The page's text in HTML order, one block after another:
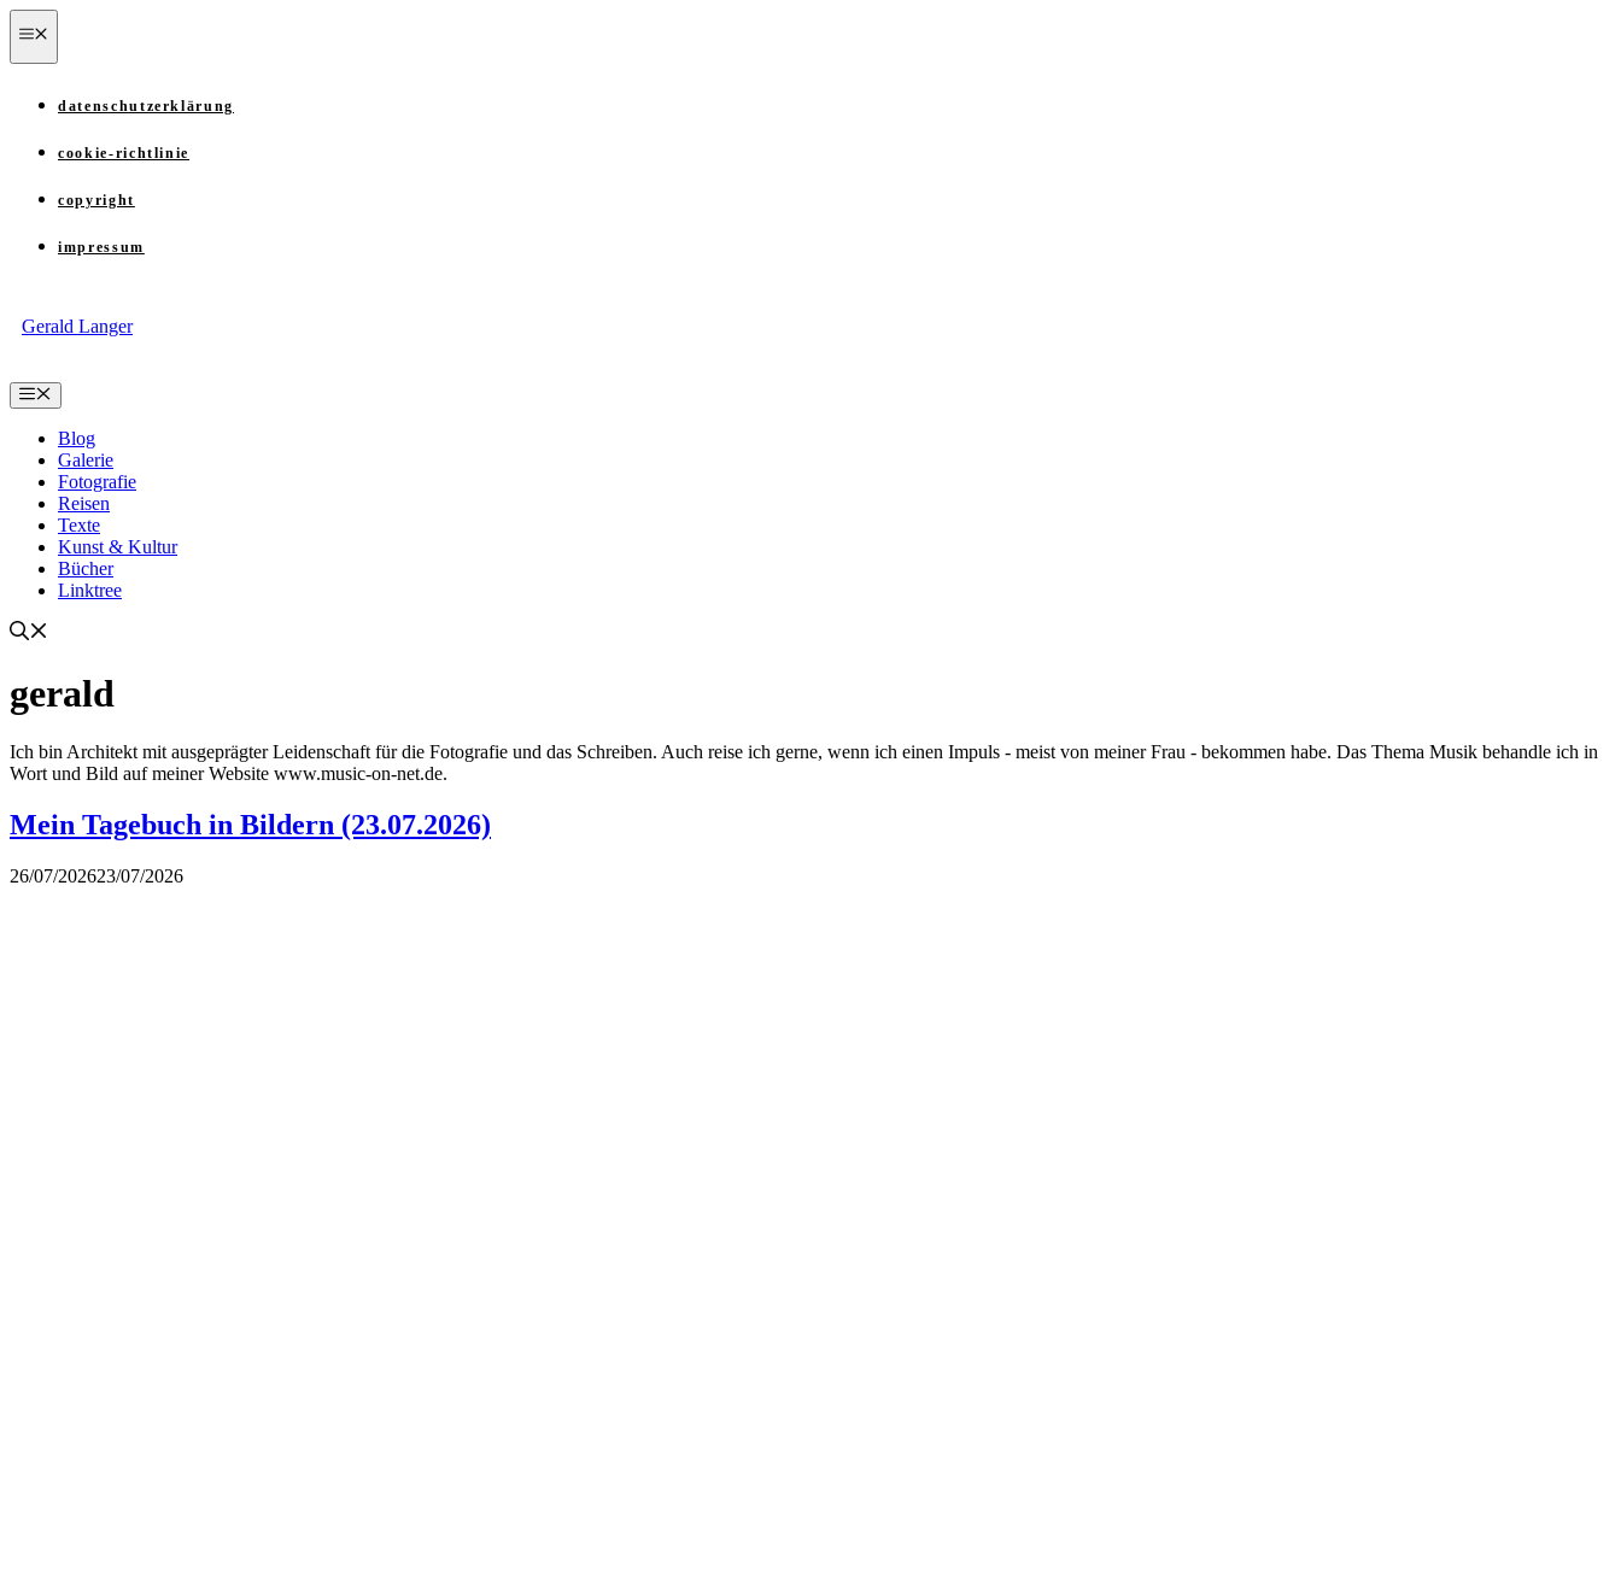
Zum
Inhalt
springen
datenschutzerklärung
cookie-richtlinie
copyright
impressum
Gerald Langer
Menü
Blog
Galerie
Fotografie
Reisen
Texte
Kunst & Kultur
Bücher
Linktree
gerald
Ich bin Architekt mit ausgeprägter Leidenschaft für die Fotografie und das Schreiben. Auch reise ich gerne, wenn ich einen Impuls - meist von meiner Frau - bekommen habe. Das Thema Musik behandle ich in
Wort und Bild auf meiner Website www.music-on-net.de.
Mein Tagebuch in Bildern (23.07.2026)
26/07/202623/07/2026